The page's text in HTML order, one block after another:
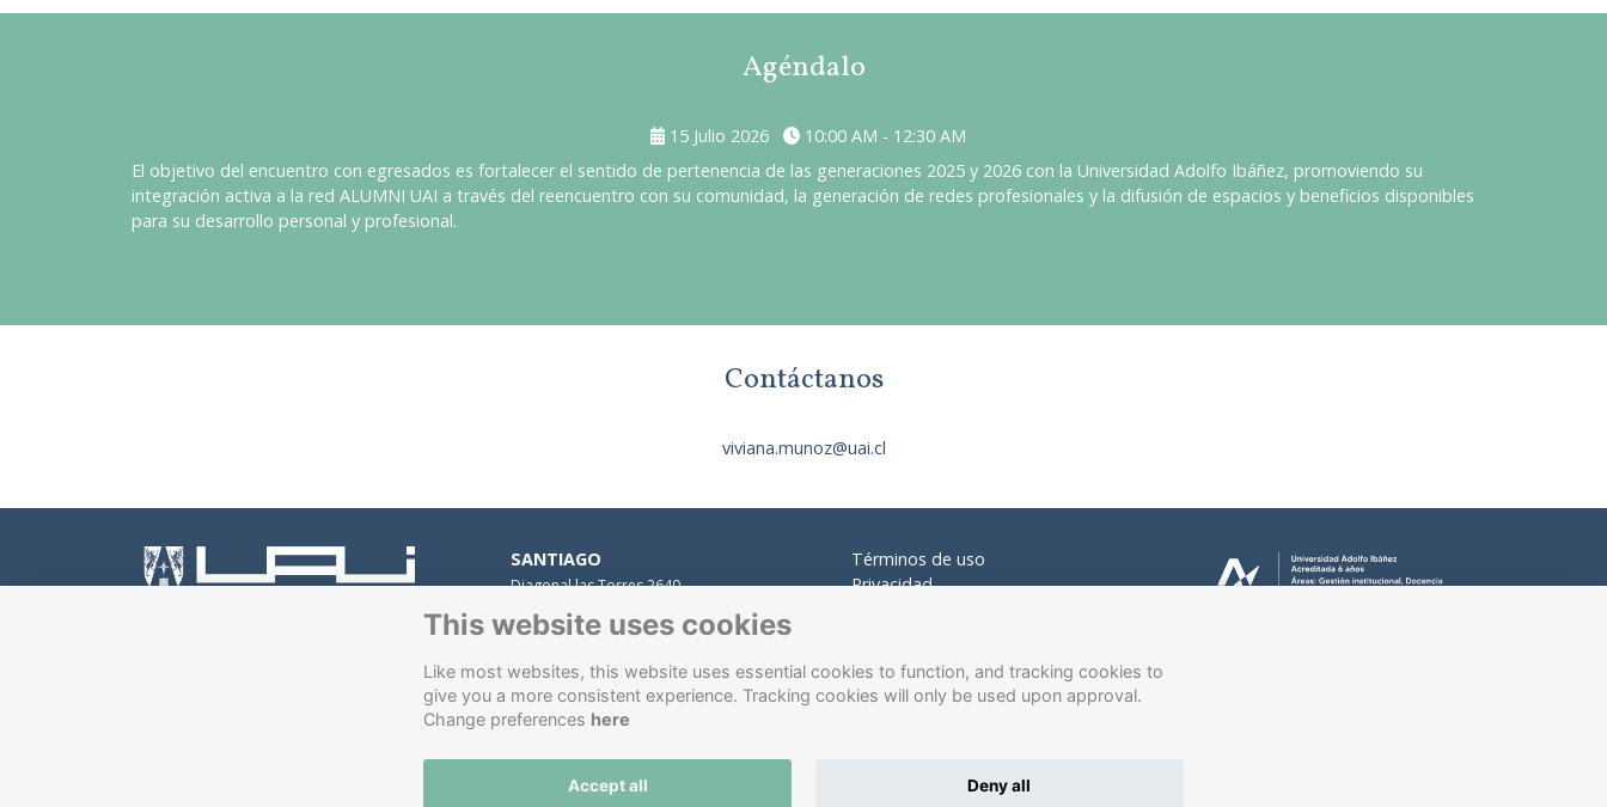
Agéndalo
15 Julio 2026
10:00 AM - 12:30 AM
El objetivo del encuentro con egresados es fortalecer el sentido de pertenencia de las generaciones 2025 y 2026 con la Universidad Adolfo Ibáñez, promoviendo su
integración activa a la red ALUMNI UAI a través del reencuentro con su comunidad, la generación de redes profesionales y la difusión de espacios y beneficios disponibles
para su desarrollo personal y profesional.
Contáctanos
viviana.munoz@uai.cl
SANTIAGO
Diagonal las Torres 2640,
Peñalolén.
Av. Presidente Errázuriz 3485, Las
Condes.
Av. Santa María 5870, Vitacura.
VIÑA DEL MAR
Términos de uso
Privacidad
Software de gestión de antiguos alumnos ToucanTech
This website uses cookies
Like most websites, this website uses essential cookies to function, and tracking cookies to
give you a more consistent experience. Tracking cookies will only be used upon approval.
Change preferences here
Accept all Deny all